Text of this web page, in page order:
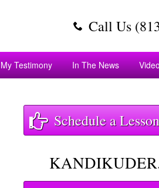
Call Us
My Testimony In The News
Schedule a